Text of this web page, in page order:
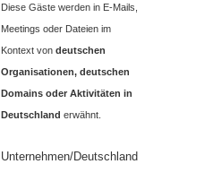
Diese Gäste werden in E‑Mails,
Meetings oder Dateien im
Kontext von deutschen
Organisationen, deutschen
Domains oder Aktivitäten in
Deutschland erwähnt.
Unternehmen/Deutschland